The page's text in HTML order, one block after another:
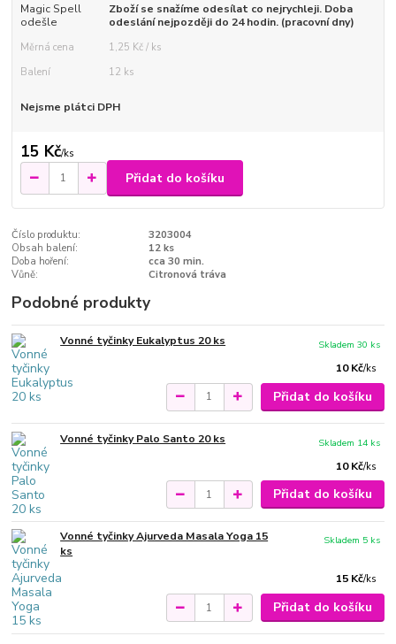
Magic Spell
odešle
Zboží se snažíme odesílat co nejrychleji. Doba
odeslání nejpozději do 24 hodin. (pracovní dny)
Měrná cena
1,25 Kč / ks
Balení
12 ks
Nejsme plátci DPH
15 Kč/ks
Přidat do košíku
Číslo produktu:
3203004
Obsah balení:
12 ks
Doba hoření:
cca 30 min.
Vůně:
Citronová tráva
Podobné produkty
Vonné tyčinky Eukalyptus 20 ks
10 Kč/ks
Skladem 30 ks
Přidat do košíku
Vonné tyčinky Palo Santo 20 ks
10 Kč/ks
Skladem 14 ks
Přidat do košíku
Vonné tyčinky Ajurveda Masala Yoga 15
ks
15 Kč/ks
Skladem 5 ks
Přidat do košíku